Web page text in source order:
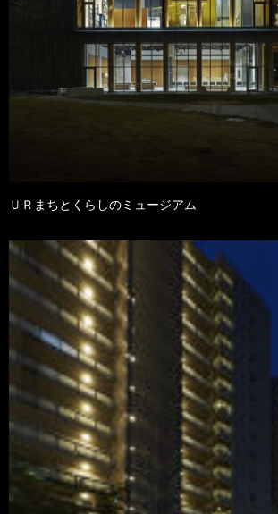
ＵＲまちとくらしのミュージアム